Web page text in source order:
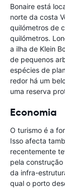
Bonaire está
norte da costa
quilómetros de
quilómetros.
a ilha de Klein
de pequenos
espécies de
redor há um
uma reserva
Economia
O turismo é a
Isso afecta
recentemente
pela
da infra-
qual o porto